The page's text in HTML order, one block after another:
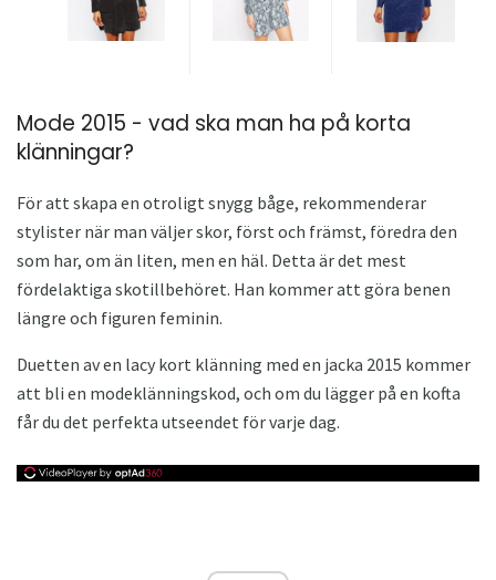
Mode 2015 - vad ska man ha på korta
klänningar?
För att skapa en otroligt snygg båge, rekommenderar
stylister när man väljer skor, först och främst, föredra den
som har, om än liten, men en häl. Detta är det mest
fördelaktiga skotillbehöret. Han kommer att göra benen
längre och figuren feminin.
Duetten av en lacy kort klänning med en jacka 2015 kommer
att bli en modeklänningskod, och om du lägger på en kofta
får du det perfekta utseendet för varje dag.